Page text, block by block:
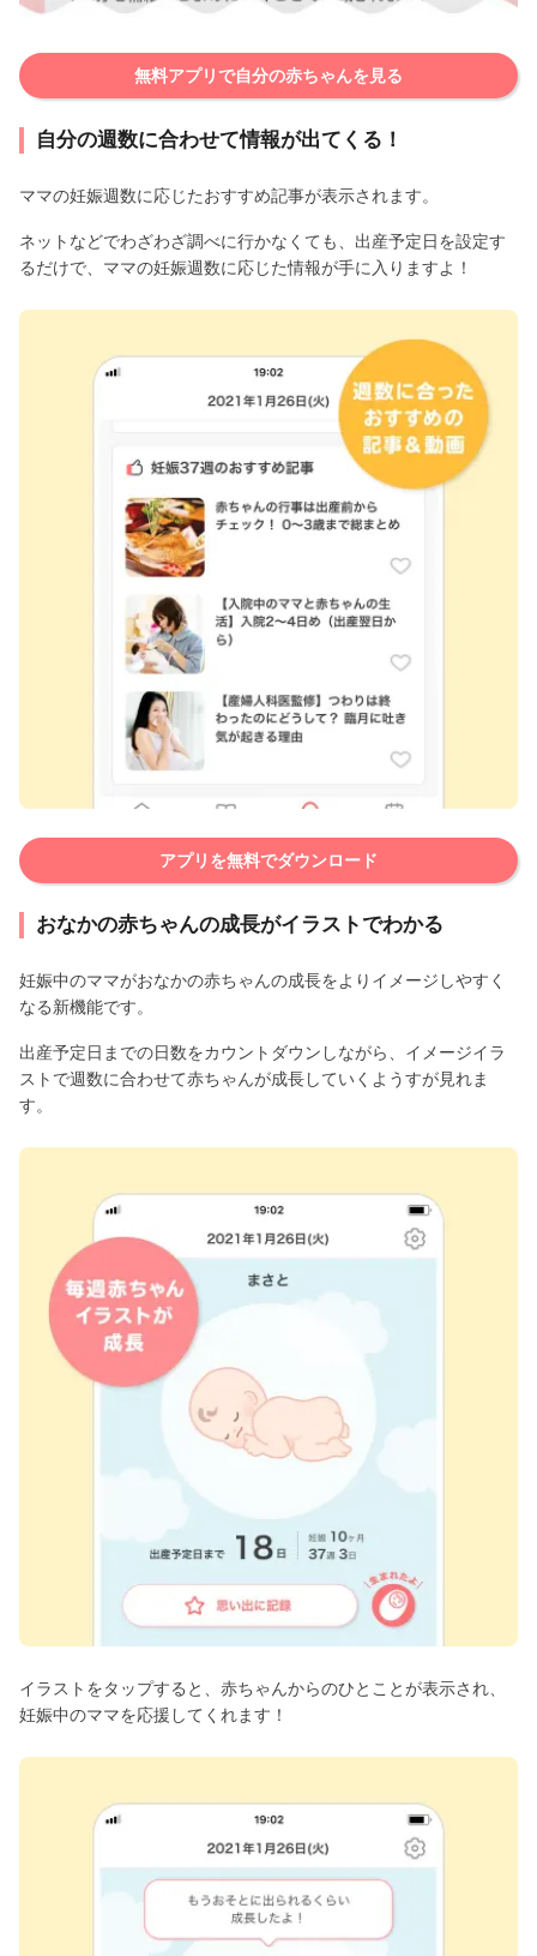
無料アプリで自分の赤ちゃんを見る
自分の週数に合わせて情報が出てくる！
ママの妊娠週数に応じたおすすめ記事が表示されます。
ネットなどでわざわざ調べに行かなくても、出産予定日を設定す
るだけで、ママの妊娠週数に応じた情報が手に入りますよ！
アプリを無料でダウンロード
おなかの赤ちゃんの成長がイラストでわかる
妊娠中のママがおなかの赤ちゃんの成長をよりイメージしやすく
なる新機能です。
出産予定日までの日数をカウントダウンしながら、イメージイラ
ストで週数に合わせて赤ちゃんが成長していくようすが見れま
す。
イラストをタップすると、赤ちゃんからのひとことが表示され、
妊娠中のママを応援してくれます！